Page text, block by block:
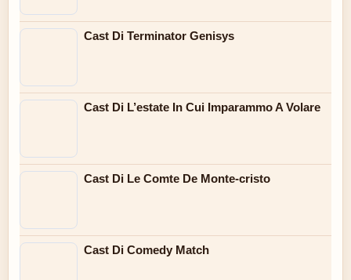
Cast Di Terminator Genisys
Cast Di L’estate In Cui Imparammo A Volare
Cast Di Le Comte De Monte-cristo
Cast Di Comedy Match